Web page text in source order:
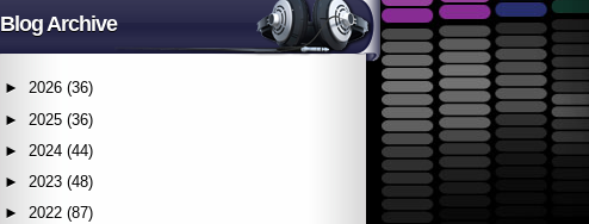
Blog Archive
► 2026 (36)
► 2025 (36)
► 2024 (44)
► 2023 (48)
► 2022 (87)